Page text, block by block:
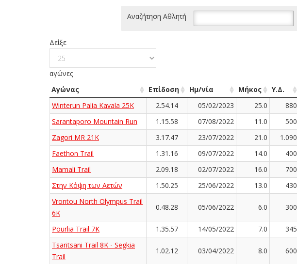
Αναζήτηση Αθλητή
Δείξε
αγώνες
Αγώνας Επίδοση Ημ/νία Μήκος Υ.Δ.
Winterun Palia Kavala 25K
2.54.14 05/02/2023 25.0 880
Sarantaporo Mountain Run
1.15.58 07/08/2022 11.0 500
Zagori MR 21K
3.17.47 23/07/2022 21.0 1.090
Faethon Trail
1.31.16 09/07/2022 14.0 400
Mamali Trail
2.09.18 02/07/2022 16.0 700
Στην Κόψη των Αετών
1.50.25 25/06/2022 13.0 430
Vrontou North Olympus Trail
6K
0.48.28 05/06/2022 6.0 300
Pourlia Trail 7Κ 1.35.57 14/05/2022 7.0 345
Tsaritsani Trail 8K - Segkia
Trail
1.02.12 03/04/2022 8.0 600